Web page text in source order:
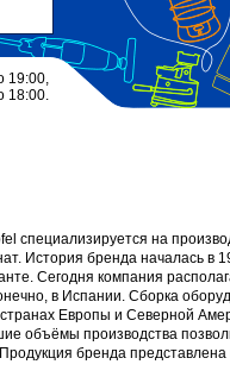
специализируется на
История бренда началась в
Сегодня компания
в Испании. Сборка
Европы и Северной
объёмы производства
бренда
19:00,
18:00.